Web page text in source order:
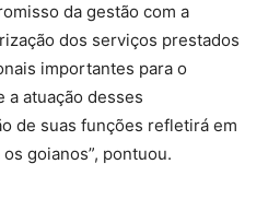
da gestão com a
dos serviços prestados
importantes para o
a atuação desses
de suas funções refletirá em
goianos”, pontuou.